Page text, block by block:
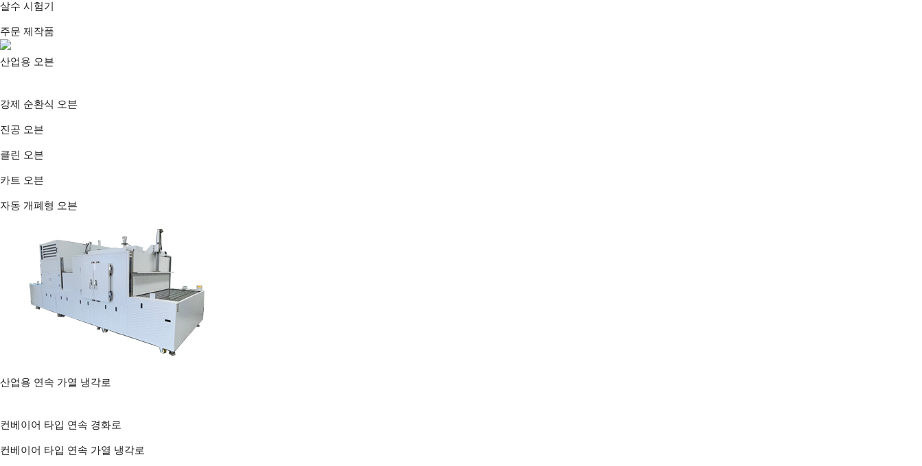
살수 시험기
주문 제작품
산업용 오븐
강제 순환식 오븐
진공 오븐
클린 오븐
카트 오븐
자동 개폐형 오븐
산업용 연속 가열 냉각로
컨베이어 타입 연속 경화로
컨베이어 타입 연속 가열 냉각로